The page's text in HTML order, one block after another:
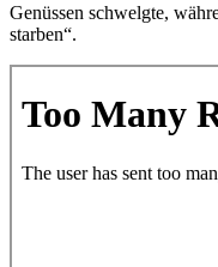
Genüssen schwelgte,
starben“.